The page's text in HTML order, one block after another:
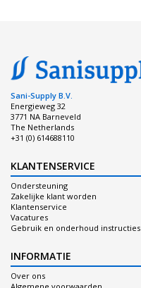
Sani-Supply B.V.
Energieweg 32
3771 NA Barneveld
The Netherlands
+31 (0) 614688110
KLANTENSERVICE
Ondersteuning
Zakelijke klant worden
Klantenservice
Vacatures
Gebruik en onderhoud instructies
INFORMATIE
Over ons